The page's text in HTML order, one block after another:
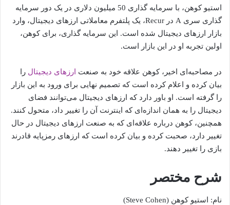
استیو کوهن، با سرمایه گذاری 50 میلیون دلاری در یک دور سرمایه
گذاری سری A در Recur، یک پلتفرم معاملاتی ارزهای دیجیتال، وارد
بازار ارزهای دیجیتال شده است. این سرمایه گذاری، برای کوهن،
اولین تجربه او در این بازار است.
در مصاحبه‌ای اخیر، کوهن علاقه خود به صنعت ارزهای دیجیتال را
بیان کرده و اعلام کرده است که تصمیم نهایی برای ورود به این بازار
را گرفته است. او باور دارد که ارزهای دیجیتال می‌توانند فضای
دیجیتال را به همان اندازه‌ای که اینترنت آن را تغییر داد، متحول کنند.
همچنین، کوهن درباره علاقه‌ای که به صنعت ارزهای دیجیتال در حال
تغییر دارد، صحبت کرده و بیان کرده است که ارزهای رمزپایه قادرند
بازی را تغییر دهند.
شرح مختصر
نام: استیو کوهن (Steve Cohen)